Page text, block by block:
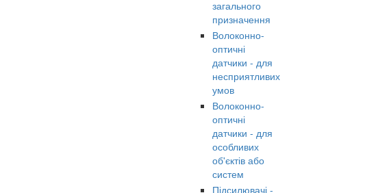
загального
призначення
Волоконно-
оптичні
датчики - для
несприятливих
умов
Волоконно-
оптичні
датчики - для
особливих
об'єктів або
систем
Підсилювачі -